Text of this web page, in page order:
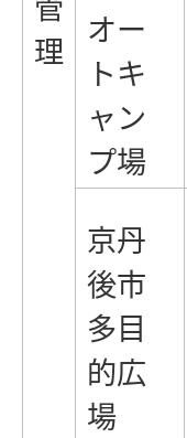
理 オー
トキ
ャン
プ場
京丹
後市
多目
的広
場